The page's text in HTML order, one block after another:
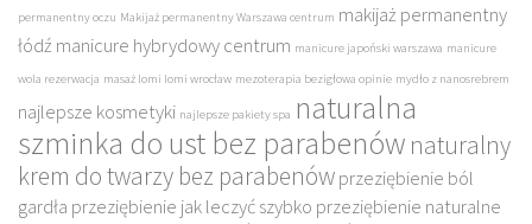
permanentny oczu Makijaż permanentny Warszawa centrum makijaż permanentny
łódź manicure hybrydowy centrum manicure japoński warszawa manicure
wola rezerwacja masaż lomi lomi wrocław mezoterapia bezigłowa opinie mydło z nanosrebrem
najlepsze kosmetyki najlepsze pakiety spa naturalna
szminka do ust bez parabenów naturalny
krem do twarzy bez parabenówprzeziębienie ból
gardła przeziębienie jak leczyć szybko przeziębienie naturalne